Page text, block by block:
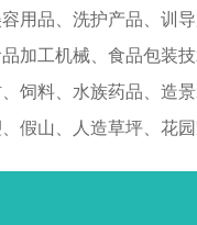
用品、洗护产品、训
加工机械、食品包装
饲料、水族药品、造
假山、人造草坪、花